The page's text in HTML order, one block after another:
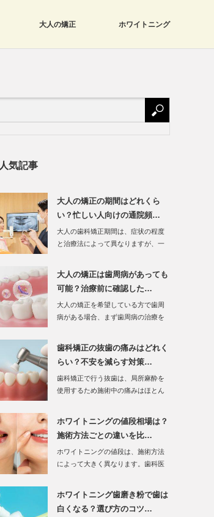
大人の矯正 ホワイトニング
人気記事
大人の矯正の期間はどれくら
い？忙しい人向けの通院頻…
大人の歯科矯正期間は、症状の程度
と治療法によって異なりますが、一
大人の矯正は歯周病があっても
可能？治療前に確認した…
大人の矯正を希望している方で歯周
病がある場合、まず歯周病の治療を
歯科矯正の抜歯の痛みはどれく
らい？不安を減らす対策…
歯科矯正で行う抜歯は、局所麻酔を
使用するため施術中の痛みはほとん
ホワイトニングの値段相場は？
施術方法ごとの違いを比…
ホワイトニングの値段は、施術方法
によって大きく異なります。歯科医
ホワイトニング歯磨き粉で歯は
白くなる？選び方のコツ…